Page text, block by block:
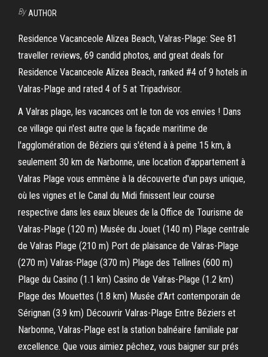
By AUTHOR
Residence Vacanceole Alizea Beach, Valras-Plage: See 81
traveller reviews, 69 candid photos, and great deals for
Residence Vacanceole Alizea Beach, ranked #4 of 9 hotels in
Valras-Plage and rated 4 of 5 at Tripadvisor.
A Valras plage, les vacances ont le ton de vos envies ! Dans
ce village qui n'est autre que la façade maritime de
l'agglomération de Béziers qui s'étend à à peine 15 km, à
seulement 30 km de Narbonne, une location d'appartement à
Valras Plage vous emmène à la découverte d'un pays unique,
où les vignes et le Canal du Midi finissent leur course
respective dans les eaux bleues de la Office de Tourisme de
Valras-Plage (120 m) Musée du Jouet (140 m) Plage centrale
de Valras Plage (210 m) Port de plaisance de Valras-Plage
(270 m) Valras-Plage (370 m) Plage des Tellines (600 m)
Plage du Casino (1.1 km) Casino de Valras-Plage (1.2 km)
Plage des Mouettes (1.8 km) Musée d'Art contemporain de
Sérignan (3.9 km) Découvrir Valras-Plage Entre Béziers et
Narbonne, Valras-Plage est la station balnéaire familiale par
excellence. Que vous aimiez pêchez, vous baigner sur prés